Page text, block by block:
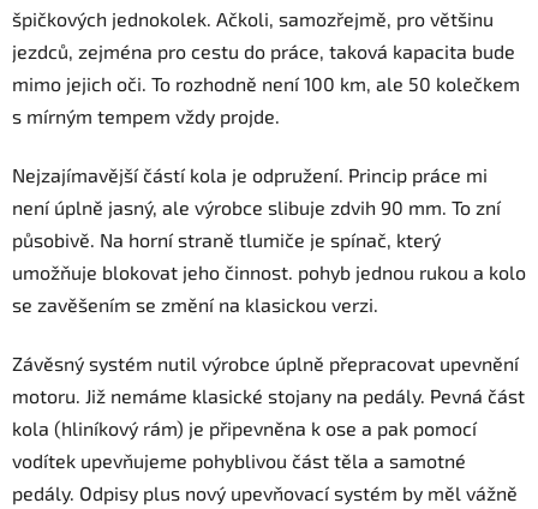
špičkových jednokolek. Ačkoli, samozřejmě, pro většinu
jezdců, zejména pro cestu do práce, taková kapacita bude
mimo jejich oči. To rozhodně není 100 km, ale 50 kolečkem
s mírným tempem vždy projde.
Nejzajímavější částí kola je odpružení. Princip práce mi
není úplně jasný, ale výrobce slibuje zdvih 90 mm. To zní
působivě. Na horní straně tlumiče je spínač, který
umožňuje blokovat jeho činnost. pohyb jednou rukou a kolo
se zavěšením se změní na klasickou verzi.
Závěsný systém nutil výrobce úplně přepracovat upevnění
motoru. Již nemáme klasické stojany na pedály. Pevná část
kola (hliníkový rám) je připevněna k ose a pak pomocí
vodítek upevňujeme pohyblivou část těla a samotné
pedály. Odpisy plus nový upevňovací systém by měl vážně